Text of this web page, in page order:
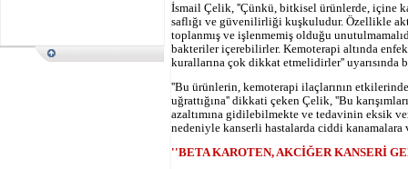
İsmail Çelik, ''Çünkü, bitkisel ürünlerde, içine
saflığı ve güvenilirliği kuşkuludur. Özellikle
toplanmış ve işlenmemiş olduğu
bakteriler içerebilirler. Kemoterapi altında
kurallarına çok dikkat etmelidirler'' uyarısında
''Bu ürünlerin, kemoterapi ilaçlarının
uğrattığına'' dikkati çeken Çelik, ''Bu
azaltımına gidilebilmekte ve tedavinin eksik
nedeniyle kanserli hastalarda ciddi
''BETA KAROTEN, AKCİĞER KANSERİ